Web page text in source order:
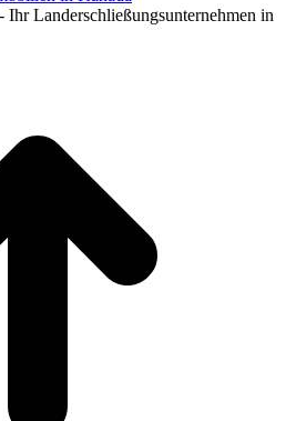
Landerschließungsunternehmen in